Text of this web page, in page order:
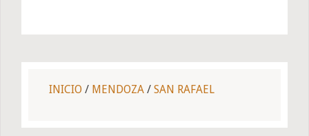
INICIO / MENDOZA / SAN RAFAEL